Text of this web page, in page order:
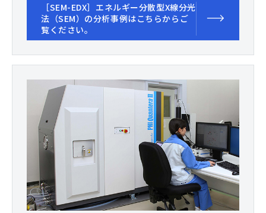
［SEM-EDX］エネルギー分散型X線分光
法（SEM）の分析事例はこちらからご
覧ください。